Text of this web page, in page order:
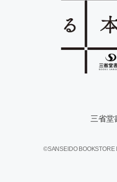
三省堂
©SANSEIDO BOOKSTORE